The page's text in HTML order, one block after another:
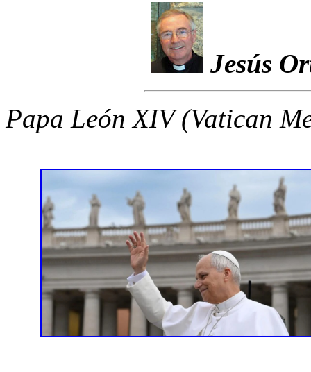
Jesús
Papa León XIV (Vatican